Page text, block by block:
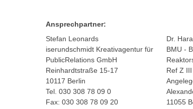
Ansprechpartner:
Stefan Leonards
iserundschmidt Kreativagentur für
PublicRelations GmbH
Reinhardtstraße 15-17
10117 Berlin
Tel. 030 308 78 09 0
Fax: 030 308 78 09 20
Dr.
BMU -
Ref Z
11055